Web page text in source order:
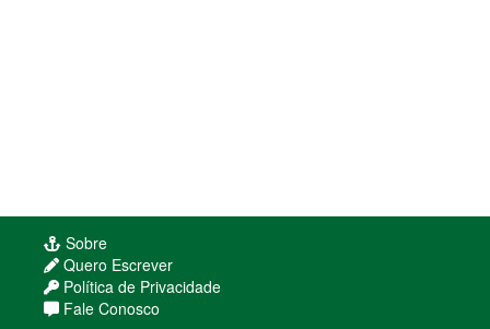
Sobre
Quero Escrever
Política de Privacidade
Fale Conosco